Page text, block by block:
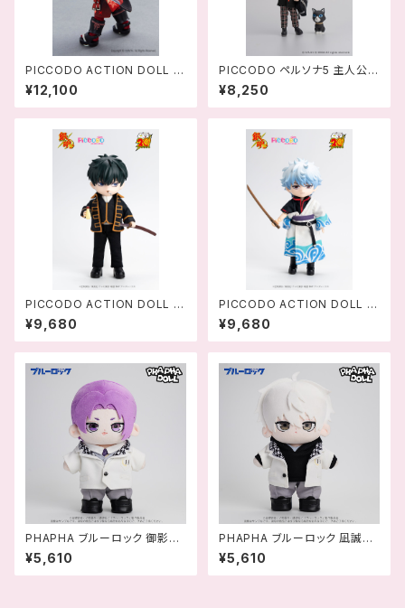
PICCODO ACTION DOLL X
原神 楓原万葉(かえではらかず
は) デフォルメドール - 694242
1168157
¥12,100
PICCODO ペルソナ5 主人公
デフォルメドール-458956581
2847
¥8,250
PICCODO ACTION DOLL 銀
魂 土方十四郎 デフォルメドール
- 4589565820316
¥9,680
PICCODO ACTION DOLL 銀
魂 坂田銀時 デフォルメドール -
4589565820309
¥9,680
PHAPHA ブルーロック 御影玲
王 アクションドール ‐ 458
9565818849
¥5,610
PHAPHA ブルーロック 凪誠士
郎 アクションドール ACTION
DOLL ‐ 458956581885
6
¥5,610